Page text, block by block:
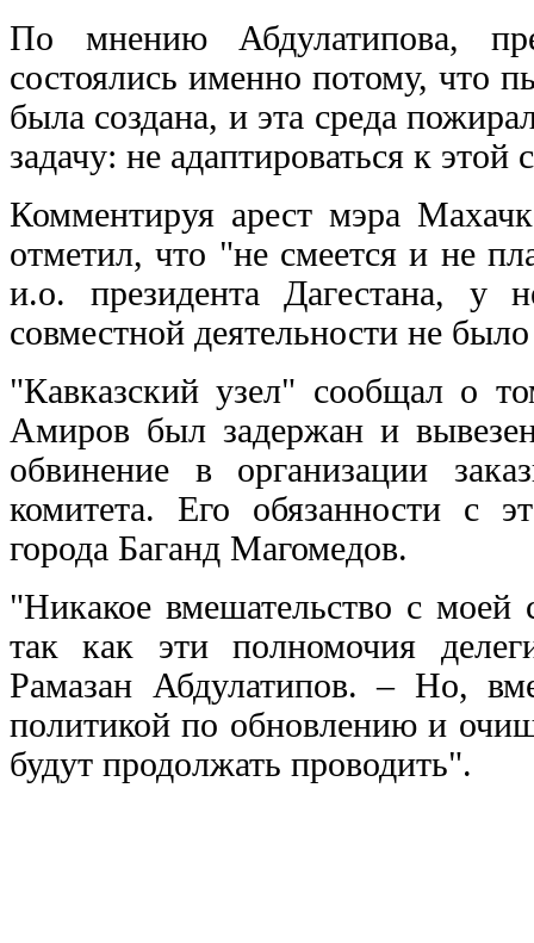
По мнению Абдулатипова,
состоялись именно потому, что
была создана, и эта среда
задачу: не адаптироваться к
Комментируя арест мэра
отметил, что "не смеется и не
и.о. президента Дагестана,
совместной деятельности не
"Кавказский узел" сообщал о
Амиров был задержан и
обвинение в организации
комитета. Его обязанности с
города Баганд Магомедов.
"Никакое вмешательство с
так как эти полномочия
Рамазан Абдулатипов. – Но,
политикой по обновлению и
будут продолжать проводить".